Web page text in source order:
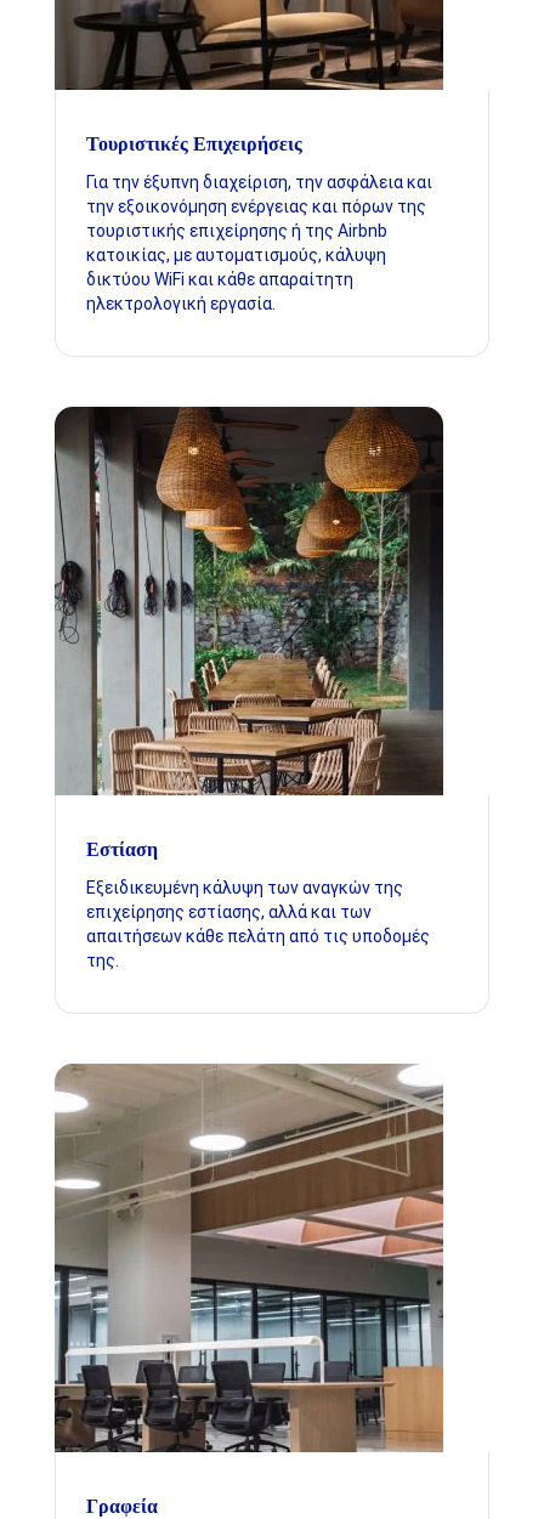
Τουριστικές Επιχειρήσεις
Για την έξυπνη διαχείριση, την ασφάλεια και
την εξοικονόμηση ενέργειας και πόρων της
τουριστικής επιχείρησης ή της Airbnb
κατοικίας, με αυτοματισμούς, κάλυψη
δικτύου WiFi και κάθε απαραίτητη
ηλεκτρολογική εργασία.
Εστίαση
Εξειδικευμένη κάλυψη των αναγκών της
επιχείρησης εστίασης, αλλά και των
απαιτήσεων κάθε πελάτη από τις υποδομές
της.
Γραφεία